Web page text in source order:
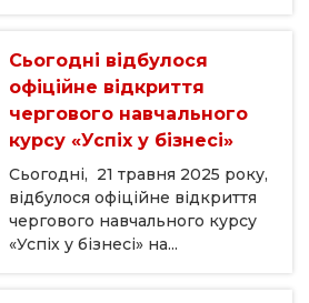
Сьогодні відбулося
офіційне відкриття
чергового навчального
курсу «Успіх у бізнесі»
Сьогодні, 21 травня 2025 року,
відбулося офіційне відкриття
чергового навчального курсу
«Успіх у бізнесі» на...